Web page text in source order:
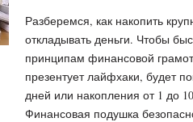
Разберемся, как накопить
откладывать деньги. Чтобы
принципам финансовой
презентует лайфхаки, будет
дней или накопления от 1 до
Финансовая подушка